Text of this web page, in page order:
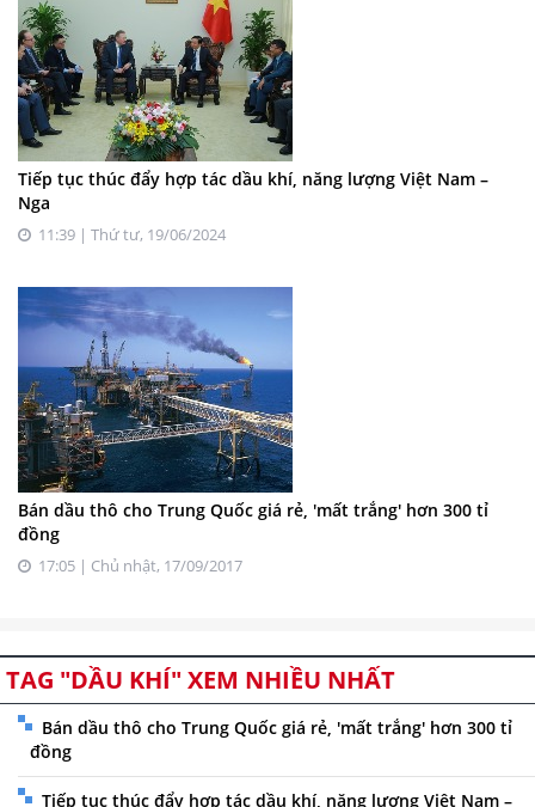
Tiếp tục thúc đẩy hợp tác dầu khí, năng lượng Việt Nam –
Nga
11:39 | Thứ tư, 19/06/2024
Bán dầu thô cho Trung Quốc giá rẻ, 'mất trắng' hơn 300 tỉ
đồng
17:05 | Chủ nhật, 17/09/2017
TAG "DẦU KHÍ" XEM NHIỀU NHẤT
Bán dầu thô cho Trung Quốc giá rẻ, 'mất trắng' hơn 300 tỉ
đồng
Tiếp tục thúc đẩy hợp tác dầu khí, năng lượng Việt Nam –